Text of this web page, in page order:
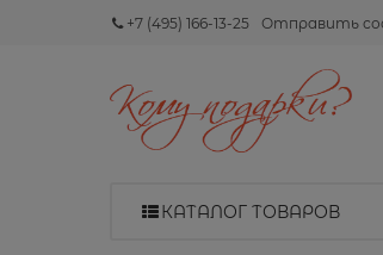
+7 (495) 166-13-25 Отправить
КАТАЛОГ ТОВАРОВ